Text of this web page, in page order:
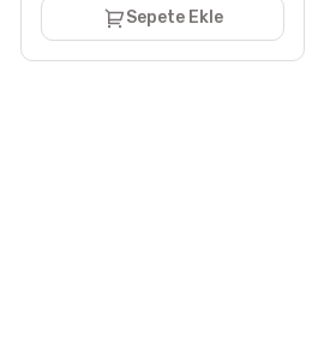
Sepete Ekle